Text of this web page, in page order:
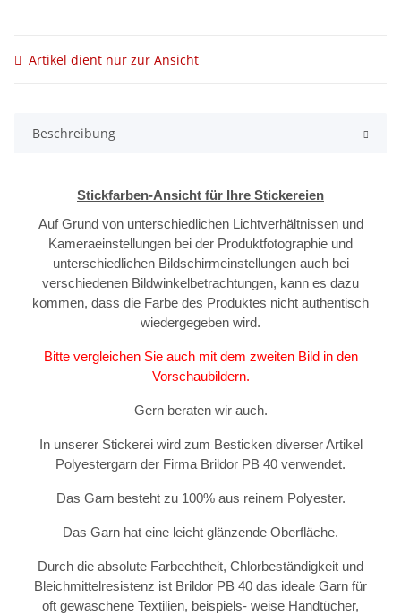
Artikel dient nur zur Ansicht
Beschreibung
Stickfarben-Ansicht für Ihre Stickereien
Auf Grund von unterschiedlichen Lichtverhältnissen und
Kameraeinstellungen bei der Produktfotographie und
unterschiedlichen Bildschirmeinstellungen auch bei
verschiedenen Bildwinkelbetrachtungen, kann es dazu
kommen, dass die Farbe des Produktes nicht authentisch
wiedergegeben wird.
Bitte vergleichen Sie auch mit dem zweiten Bild in den
Vorschaubildern.
Gern beraten wir auch.
In unserer Stickerei wird zum Besticken diverser Artikel
Polyestergarn der Firma Brildor PB 40 verwendet.
Das Garn besteht zu 100% aus reinem Polyester.
Das Garn hat eine leicht glänzende Oberfläche.
Durch die absolute Farbechtheit, Chlorbeständigkeit und
Bleichmittelresistenz ist Brildor PB 40 das ideale Garn für
oft gewaschene Textilien, beispiels- weise Handtücher,